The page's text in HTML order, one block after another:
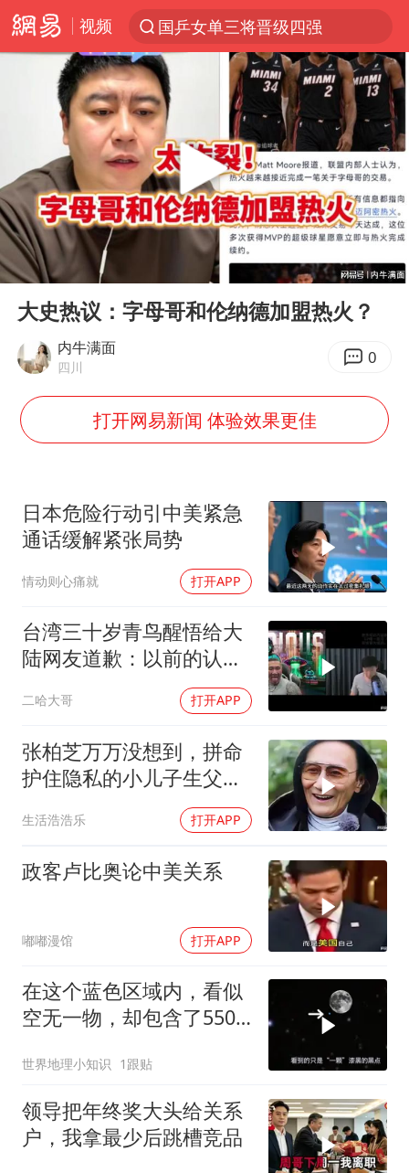
视频
国乒女单三将晋级四强
光影经济撬动暑期消费新蓝海
三警齐发！多地10级以上雷暴大风
日本发布排名：“中国第一，美日德韩英法居后”
央视新主播李秋莹孙亚鹏亮相
情侣平潭拍日出坠崖1死1伤
大V：马科斯把路走绝了
白海豚将正面袭击贯穿浙江
陈思诚零点晒照为佟丽娅庆生
夏日经济乘“热”而上 消费市场向“新”而行
身体出现这几个信号可能是肝在求救
宇树王兴兴被问了360多个问题
几元成本的AI广告导致千万市值蒸发
台当局重金为“台独”织“皇帝新衣”
乐享全民健身 共筑健康中国
Play
00:00 06:37
大史热议：字母哥和伦纳德加盟热火？
内牛满面
四川 0
打开网易新闻 体验效果更佳
日本危险行动引中美紧急
通话缓解紧张局势
情动则心痛就 打开APP
台湾三十岁青鸟醒悟给大
陆网友道歉：以前的认真
二哈大哥 打开APP
张柏芝万万没想到，拼命
护住隐私的小儿子生父，
生活浩浩乐 打开APP
政客卢比奥论中美关系
嘟嘟漫馆 打开APP
在这个蓝色区域内，看似
空无一物，却包含了5500
世界地理小知识 1跟贴
领导把年终奖大头给关系
户，我拿最少后跳槽竞品